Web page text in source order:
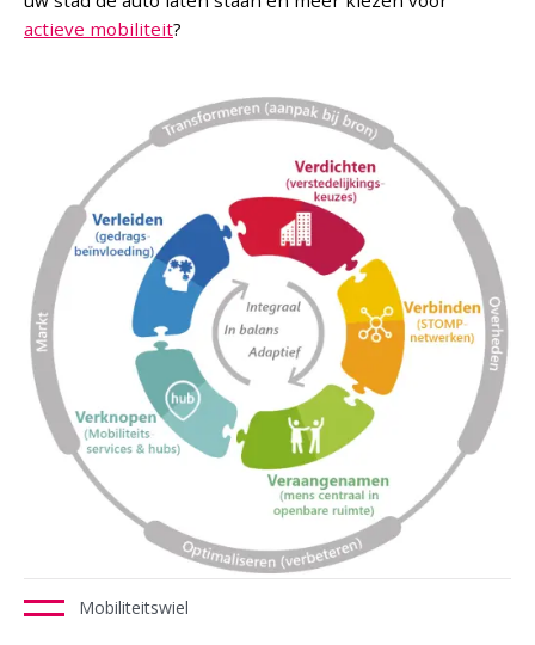
actieve mobiliteit?
Mobiliteitswiel